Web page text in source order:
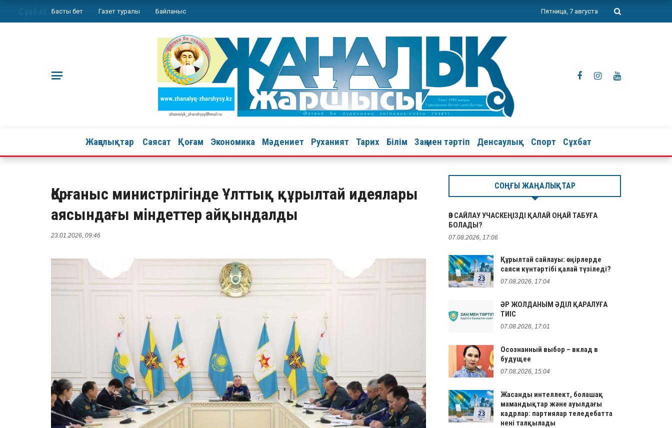
Басты бет Газет туралы Байланыс Пятница, 7 августа
Жаңалықтар Саясат Қоғам Экономика Мәдениет Руханият Тарих Білім Заң мен тәртіп Денсаулық Спорт Сұхбат
Қорғаныс министрлігінде Ұлттық құрылтай идеялары
аясындағы міндеттер айқындалды
23.01.2026, 09:46
СОҢҒЫ ЖАҢАЛЫҚТАР
ӨЗ САЙЛАУ УЧАСКЕҢІЗДІ ҚАЛАЙ ОҢАЙ ТАБУҒА
БОЛАДЫ?
07.08.2026, 17:06
Құрылтай сайлауы: өңірлерде
саяси күнтәртібі қалай түзіледі?
07.08.2026, 17:04
ӘР ЖОЛДАНЫМ ӘДІЛ ҚАРАЛУҒА
ТИІС
07.08.2026, 17:01
Осознанный выбор – вклад в
будущее
07.08.2026, 15:04
Жасанды интеллект, болашақ
мамандықтар және ауылдағы
кадрлар: партиялар теледебатта
нені талқылады